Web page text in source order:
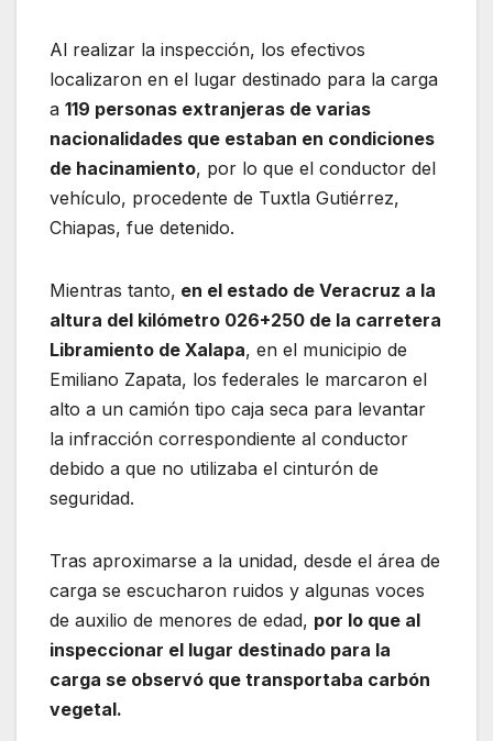
Al realizar la inspección, los efectivos
localizaron en el lugar destinado para la carga
a 119 personas extranjeras de varias
nacionalidades que estaban en condiciones
de hacinamiento, por lo que el conductor del
vehículo, procedente de Tuxtla Gutiérrez,
Chiapas, fue detenido.
Mientras tanto, en el estado de Veracruz a la
altura del kilómetro 026+250 de la carretera
Libramiento de Xalapa, en el municipio de
Emiliano Zapata, los federales le marcaron el
alto a un camión tipo caja seca para levantar
la infracción correspondiente al conductor
debido a que no utilizaba el cinturón de
seguridad.
Tras aproximarse a la unidad, desde el área de
carga se escucharon ruidos y algunas voces
de auxilio de menores de edad, por lo que al
inspeccionar el lugar destinado para la
carga se observó que transportaba carbón
vegetal.